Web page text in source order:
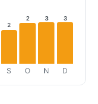
2
S
2
O
3
N
3
D